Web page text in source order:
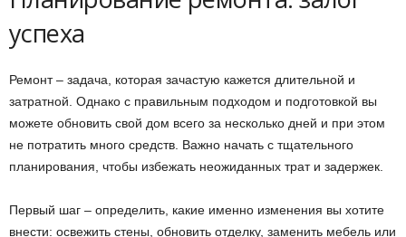
успеха
Ремонт – задача, которая зачастую кажется длительной и
затратной. Однако с правильным подходом и подготовкой вы
можете обновить свой дом всего за несколько дней и при этом
не потратить много средств. Важно начать с тщательного
планирования, чтобы избежать неожиданных трат и задержек.
Первый шаг – определить, какие именно изменения вы хотите
внести: освежить стены, обновить отделку, заменить мебель или